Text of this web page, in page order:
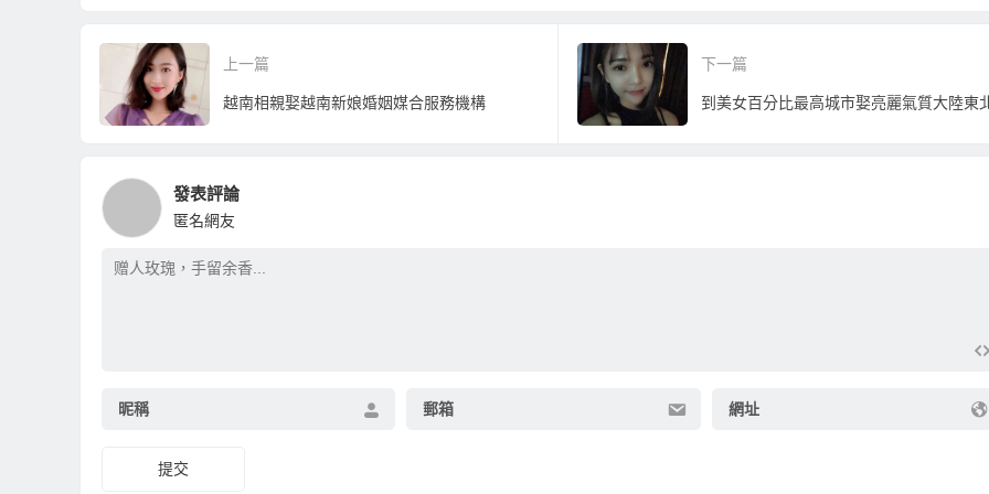
上一篇
越南相親娶越南新娘婚姻媒合服務機構
下一篇
發表評論
匿名網友
昵稱 郵箱 網址
提交